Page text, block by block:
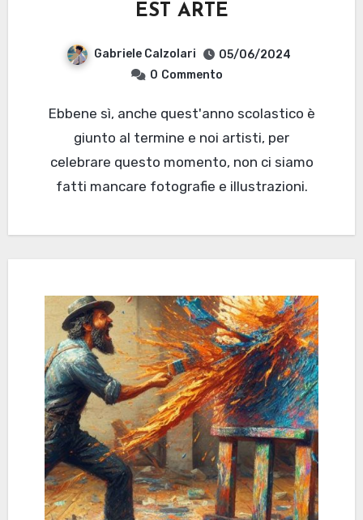
EST ARTE
Gabriele Calzolari
05/06/2024
0 Commento
Ebbene sì, anche quest'anno scolastico è
giunto al termine e noi artisti, per
celebrare questo momento, non ci siamo
fatti mancare fotografie e illustrazioni.